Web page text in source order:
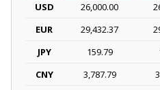
USD 26,000.00
EUR
29,432.37
JPY
159.79
CNY
3,787.79